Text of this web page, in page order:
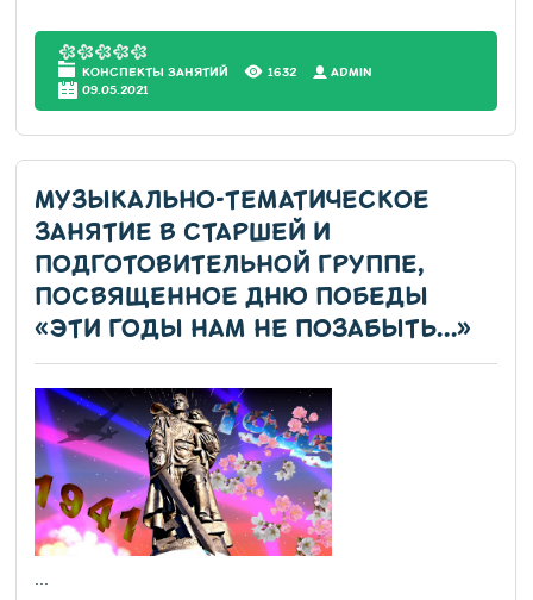
КОНСПЕКТЫ ЗАНЯТИЙ 1632
АDMIN
09.05.2021
МУЗЫКАЛЬНО-ТЕМАТИЧЕСКОЕ
ЗАНЯТИЕ В СТАРШЕЙ И
ПОДГОТОВИТЕЛЬНОЙ ГРУППЕ,
ПОСВЯЩЕННОЕ ДНЮ ПОБЕДЫ
«ЭТИ ГОДЫ НАМ НЕ ПОЗАБЫТЬ…»